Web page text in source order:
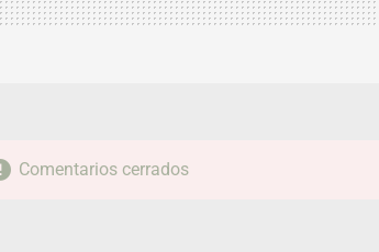
Comentarios cerrados